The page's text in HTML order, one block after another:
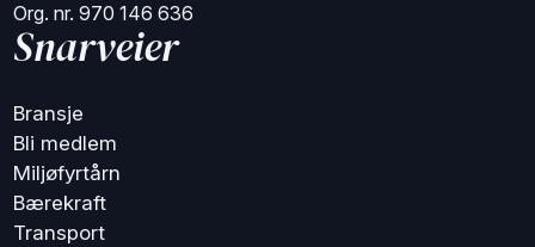
Org. nr. 970 146 636
Snarveier
Bransje
Bli medlem
Miljøfyrtårn
Bærekraft
Transport